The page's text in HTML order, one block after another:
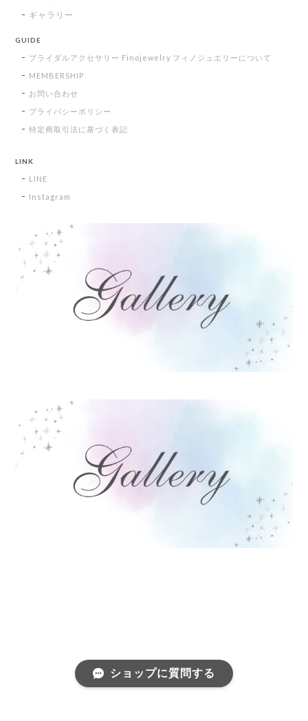
ギャラリー
GUIDE
ブライダルアクセサリー Finojewelry フィノジュエリーについて
MEMBERSHIP
お問い合わせ
プライバシーポリシー
特定商取引法に基づく表記
LINK
LINE
Instagram
ショップに質問する